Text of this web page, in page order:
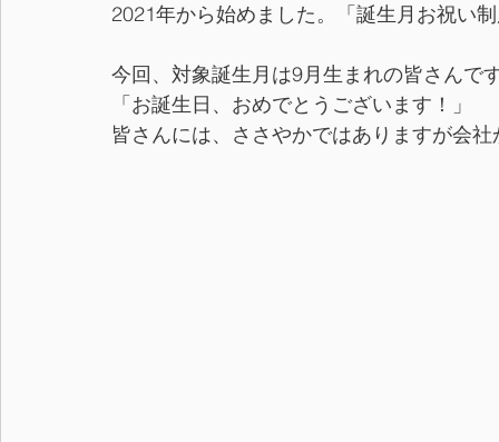
2021年から始めました。「誕生月お祝い
今回、対象誕生月は9月生まれの皆さんで
「お誕生日、おめでとうございます！」
皆さんには、ささやかではありますが会